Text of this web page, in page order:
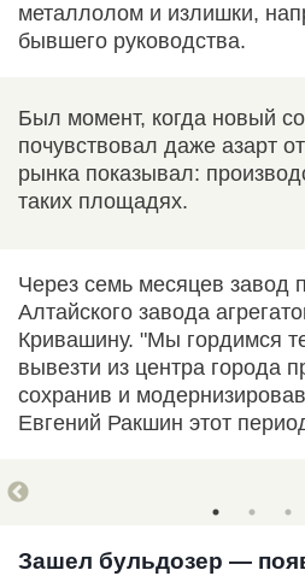
металлолом и излишки,
бывшего руководства.
Был момент, когда новый
почувствовал даже азарт
рынка показывал:
таких площадях.
Через семь месяцев завод
Алтайского завода
Кривашину. "Мы гордимся
вывезти из центра города
сохранив и
Евгений Ракшин этот
Зашел бульдозер —